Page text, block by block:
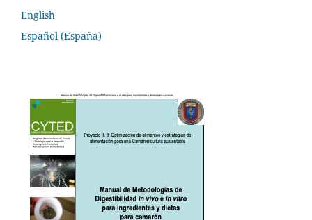
English
Español (España)